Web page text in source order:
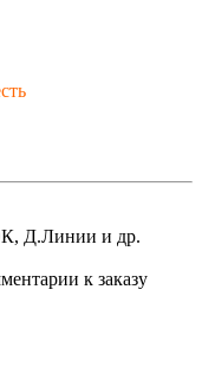
Д.Линии и др.
к заказу